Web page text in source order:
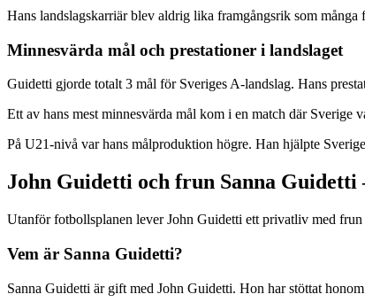
Hans landslagskarriär blev aldrig lika framgångsrik som många
Minnesvärda mål och prestationer i landslaget
Guidetti gjorde totalt 3 mål för Sveriges A-landslag. Hans
Ett av hans mest minnesvärda mål kom i en match där Sverige
På U21-nivå var hans målproduktion högre. Han hjälpte
John Guidetti och frun Sanna
Utanför fotbollsplanen lever John Guidetti ett privatliv med
Vem är Sanna Guidetti?
Sanna Guidetti är gift med John Guidetti. Hon har stöttat